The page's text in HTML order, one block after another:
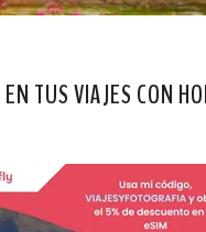
TUS VIAJES CON